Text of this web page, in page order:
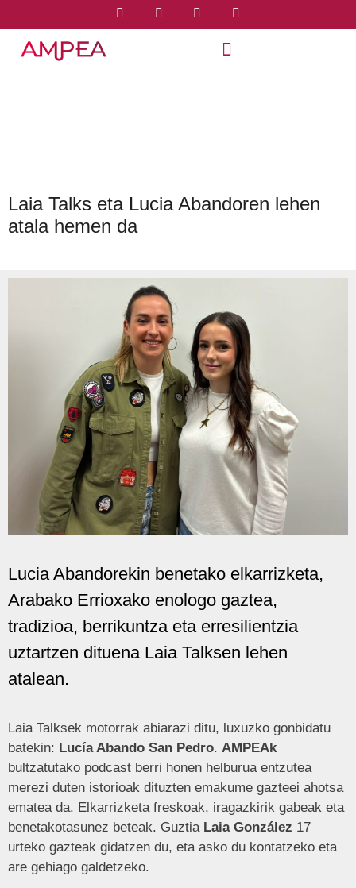
Laia Talks eta Lucia Abandoren lehen
atala hemen da
Lucia Abandorekin benetako elkarrizketa,
Arabako Errioxako enologo gaztea,
tradizioa, berrikuntza eta erresilientzia
uztartzen dituena Laia Talksen lehen
atalean.
Laia Talksek motorrak abiarazi ditu, luxuzko gonbidatu
batekin: Lucía Abando San Pedro. AMPEAk
bultzatutako podcast berri honen helburua entzutea
merezi duten istorioak dituzten emakume gazteei ahotsa
ematea da. Elkarrizketa freskoak, iragazkirik gabeak eta
benetakotasunez beteak. Guztia Laia González 17
urteko gazteak gidatzen du, eta asko du kontatzeko eta
are gehiago galdetzeko.